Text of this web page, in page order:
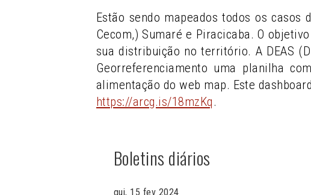
Estão sendo mapeados todos os
Cecom,) Sumaré e Piracicaba. O
sua distribuição no território. A DEAS
Georreferenciamento uma planilha
alimentação do web map. Este
https://arcg.is/18mzKq .
Boletins diários
qui, 15 fev 2024